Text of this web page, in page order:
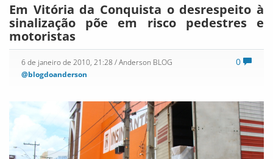
Em Vitória da Conquista o desrespeito à
sinalização põe em risco pedestres e
motoristas
0
6 de janeiro de 2010, 21:28 / Anderson BLOG
@blogdoanderson